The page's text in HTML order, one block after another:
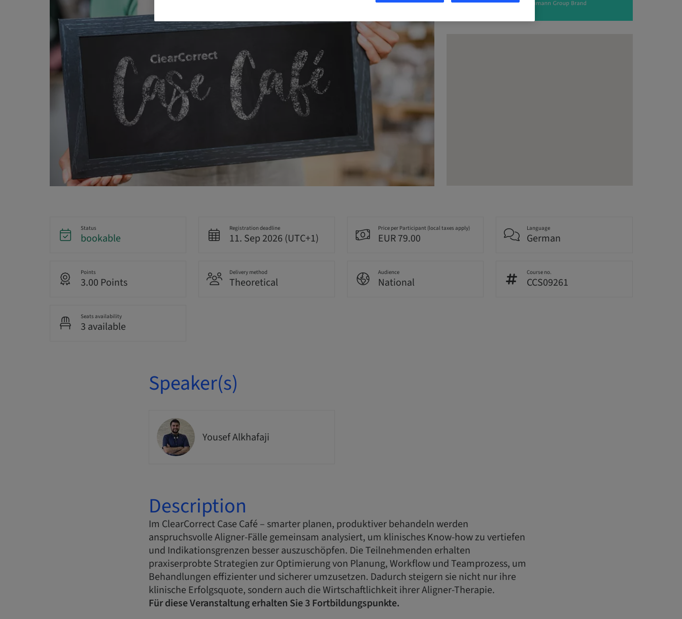
Status
bookable
Registration deadline
11. Sep 2026 (UTC+1)
Price per Participant (local taxes apply)
EUR 79.00
Language
German
Points
3.00 Points
Delivery method
Theoretical
Audience
National
Course no.
CCS09261
Seats availability
3 available
Speaker(s)
Yousef Alkhafaji
Description
Im ClearCorrect Case Café – smarter planen, produktiver behandeln werden
anspruchsvolle Aligner-Fälle gemeinsam analysiert, um klinisches Know-how zu vertiefen
und Indikationsgrenzen besser auszuschöpfen. Die Teilnehmenden erhalten
praxiserprobte Strategien zur Optimierung von Planung, Workflow und Teamprozess, um
Behandlungen effizienter und sicherer umzusetzen. Dadurch steigern sie nicht nur ihre
klinische Erfolgsquote, sondern auch die Wirtschaftlichkeit ihrer Aligner-Therapie.
Für diese Veranstaltung erhalten Sie 3 Fortbildungspunkte.